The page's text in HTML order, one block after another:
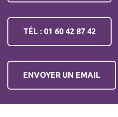
TÉL : 01 60 42 87 42
ENVOYER UN EMAIL